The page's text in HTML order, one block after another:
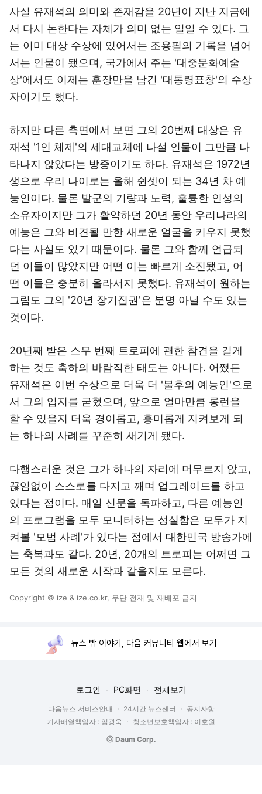
사실 유재석의 의미와 존재감을 20년이 지난 지금에
서 다시 논한다는 자체가 의미 없는 일일 수 있다. 그
는 이미 대상 수상에 있어서는 조용필의 기록을 넘어
서는 인물이 됐으며, 국가에서 주는 '대중문화예술
상'에서도 이제는 훈장만을 남긴 '대통령표창'의 수상
자이기도 했다.
하지만 다른 측면에서 보면 그의 20번째 대상은 유
재석 '1인 체제'의 세대교체에 나설 인물이 그만큼 나
타나지 않았다는 방증이기도 하다. 유재석은 1972년
생으로 우리 나이로는 올해 쉰셋이 되는 34년 차 예
능인이다. 물론 발군의 기량과 노력, 훌륭한 인성의
소유자이지만 그가 활약하던 20년 동안 우리나라의
예능은 그와 비견될 만한 새로운 얼굴을 키우지 못했
다는 사실도 있기 때문이다. 물론 그와 함께 언급되
던 이들이 많았지만 어떤 이는 빠르게 소진됐고, 어
떤 이들은 충분히 올라서지 못했다. 유재석이 원하는
그림도 그의 '20년 장기집권'은 분명 아닐 수도 있는
것이다.
20년째 받은 스무 번째 트로피에 괜한 참견을 길게
하는 것도 축하의 바람직한 태도는 아니다. 어쨌든
유재석은 이번 수상으로 더욱 더 '불후의 예능인'으로
서 그의 입지를 굳혔으며, 앞으로 얼마만큼 롱런을
할 수 있을지 더욱 경이롭고, 흥미롭게 지켜보게 되
는 하나의 사례를 꾸준히 새기게 됐다.
다행스러운 것은 그가 하나의 자리에 머무르지 않고,
끊임없이 스스로를 다지고 깨며 업그레이드를 하고
있다는 점이다. 매일 신문을 독파하고, 다른 예능인
의 프로그램을 모두 모니터하는 성실함은 모두가 지
켜볼 '모범 사례'가 있다는 점에서 대한민국 방송가에
는 축복과도 같다. 20년, 20개의 트로피는 어쩌면 그
모든 것의 새로운 시작과 같을지도 모른다.
Copyright © ize & ize.co.kr, 무단 전재 및 재배포 금지
뉴스 밖 이야기, 다음 커뮤니티 웹에서 보기
로그인 PC화면 전체보기
다음뉴스 서비스안내 24시간 뉴스센터
공지사항
기사배열책임자 : 임광욱
청소년보호책임자 : 이호원
ⓒ Daum Corp.